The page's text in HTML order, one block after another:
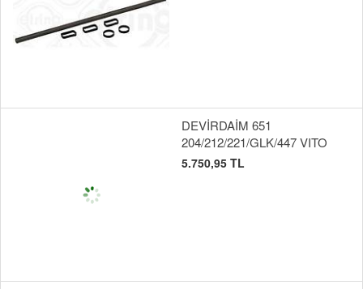
DEVİRDAİM 651
204/212/221/GLK/447 VITO
5.750,95 TL